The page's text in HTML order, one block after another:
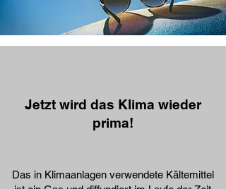
Jetzt wird das Klima wieder
prima!
Das in Klimaanlagen verwendete Kältemittel